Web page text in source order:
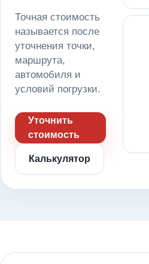
Точная стоимость
называется после
уточнения точки,
маршрута,
автомобиля и
условий погрузки.
Уточнить
стоимость
Калькулятор